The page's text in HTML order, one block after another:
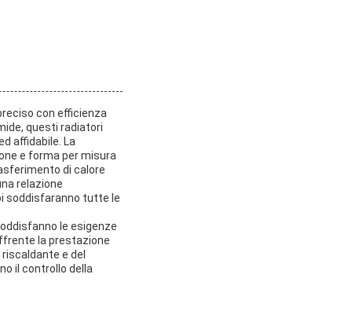
con efficienza
questi radiatori
affidabile. La
e forma per misura
di calore
relazione
soddisfaranno tutte le
le esigenze
la prestazione
e del
il controllo della